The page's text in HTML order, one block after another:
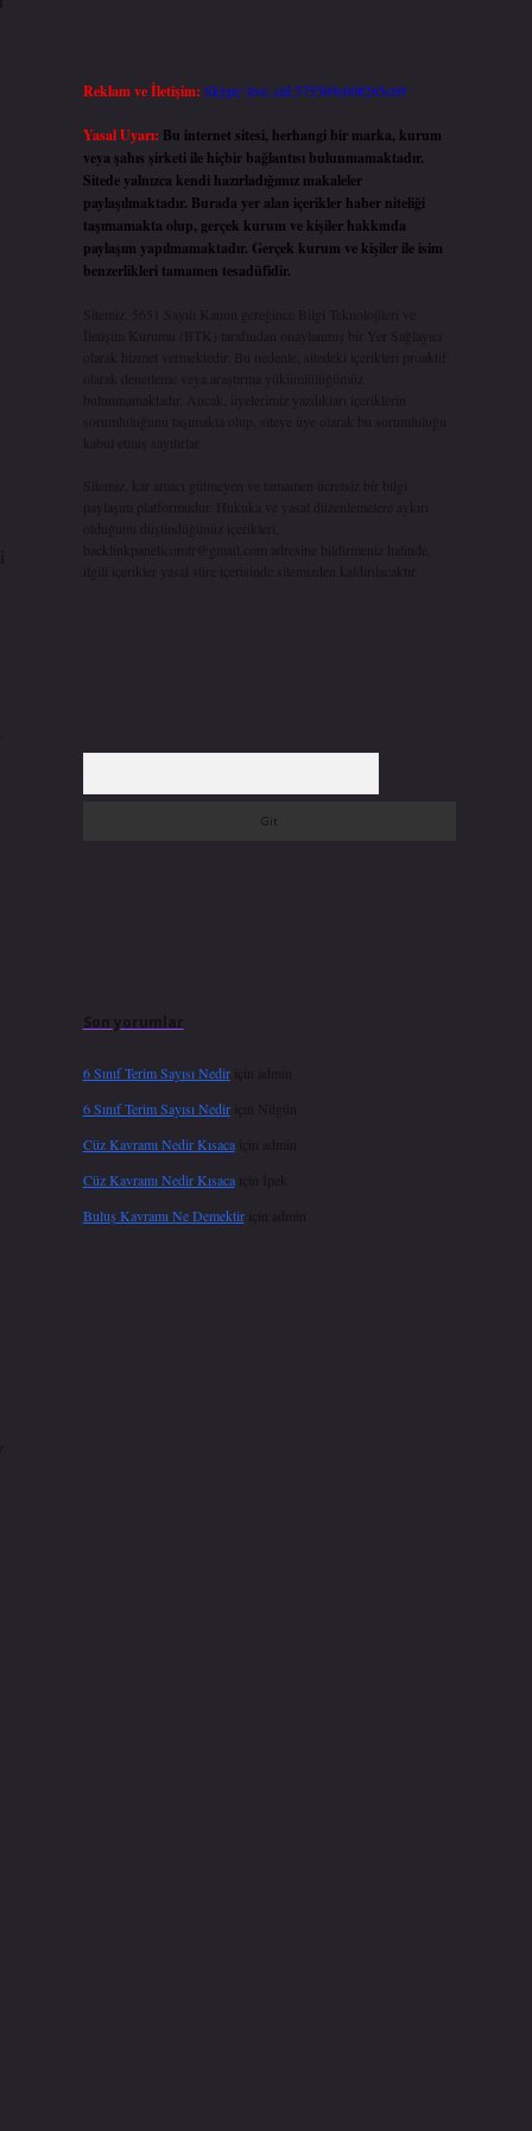
Reklam ve İletişim: Skype: live:.cid.575569c608265c69
Yasal Uyarı: Bu internet sitesi, herhangi bir marka, kurum
veya şahıs şirketi ile hiçbir bağlantısı bulunmamaktadır.
Sitede yalnızca kendi hazırladığımız makaleler
paylaşılmaktadır. Burada yer alan içerikler haber niteliği
taşımamakta olup, gerçek kurum ve kişiler hakkında
paylaşım yapılmamaktadır. Gerçek kurum ve kişiler ile isim
benzerlikleri tamamen tesadüfidir.
Sitemiz, 5651 Sayılı Kanun gereğince Bilgi Teknolojileri ve
İletişim Kurumu (BTK) tarafından onaylanmış bir Yer Sağlayıcı
olarak hizmet vermektedir. Bu nedenle, sitedeki içerikleri proaktif
olarak denetleme veya araştırma yükümlülüğümüz
bulunmamaktadır. Ancak, üyelerimiz yazdıkları içeriklerin
sorumluluğunu taşımakta olup, siteye üye olarak bu sorumluluğu
kabul etmiş sayılırlar.
Sitemiz, kar amacı gütmeyen ve tamamen ücretsiz bir bilgi
paylaşım platformudur. Hukuka ve yasal düzenlemelere aykırı
olduğunu düşündüğünüz içerikleri,
backlinkpanelicomtr@gmail.com
adresine bildirmeniz halinde,
ilgili içerikler yasal süre içerisinde sitemizden kaldırılacaktır.
Son yorumlar
6 Sınıf Terim Sayısı Nediriçin
admin
6 Sınıf Terim Sayısı Nediriçin Nilgün
Cüz Kavramı Nedir Kısacaiçin
admin
Cüz Kavramı Nedir Kısacaiçin İpek
Buluş Kavramı Ne Demektiriçin admin